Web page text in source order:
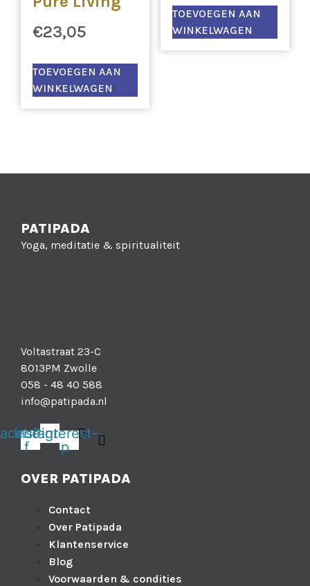
€23,05
TOEVOEGEN AAN
WINKELWAGEN
was:
€0,95.
TOEVOEGEN AAN
WINKELWAGEN
PATIPADA
Yoga, meditatie & spiritualiteit
Voltastraat 23-C
8013PM Zwolle
058 - 48 40 588
info@patipada.nl
f
Instagram
Pinterest-
p
OVER PATIPADA
Contact
Over Patipada
Klantenservice
Blog
Voorwaarden & condities